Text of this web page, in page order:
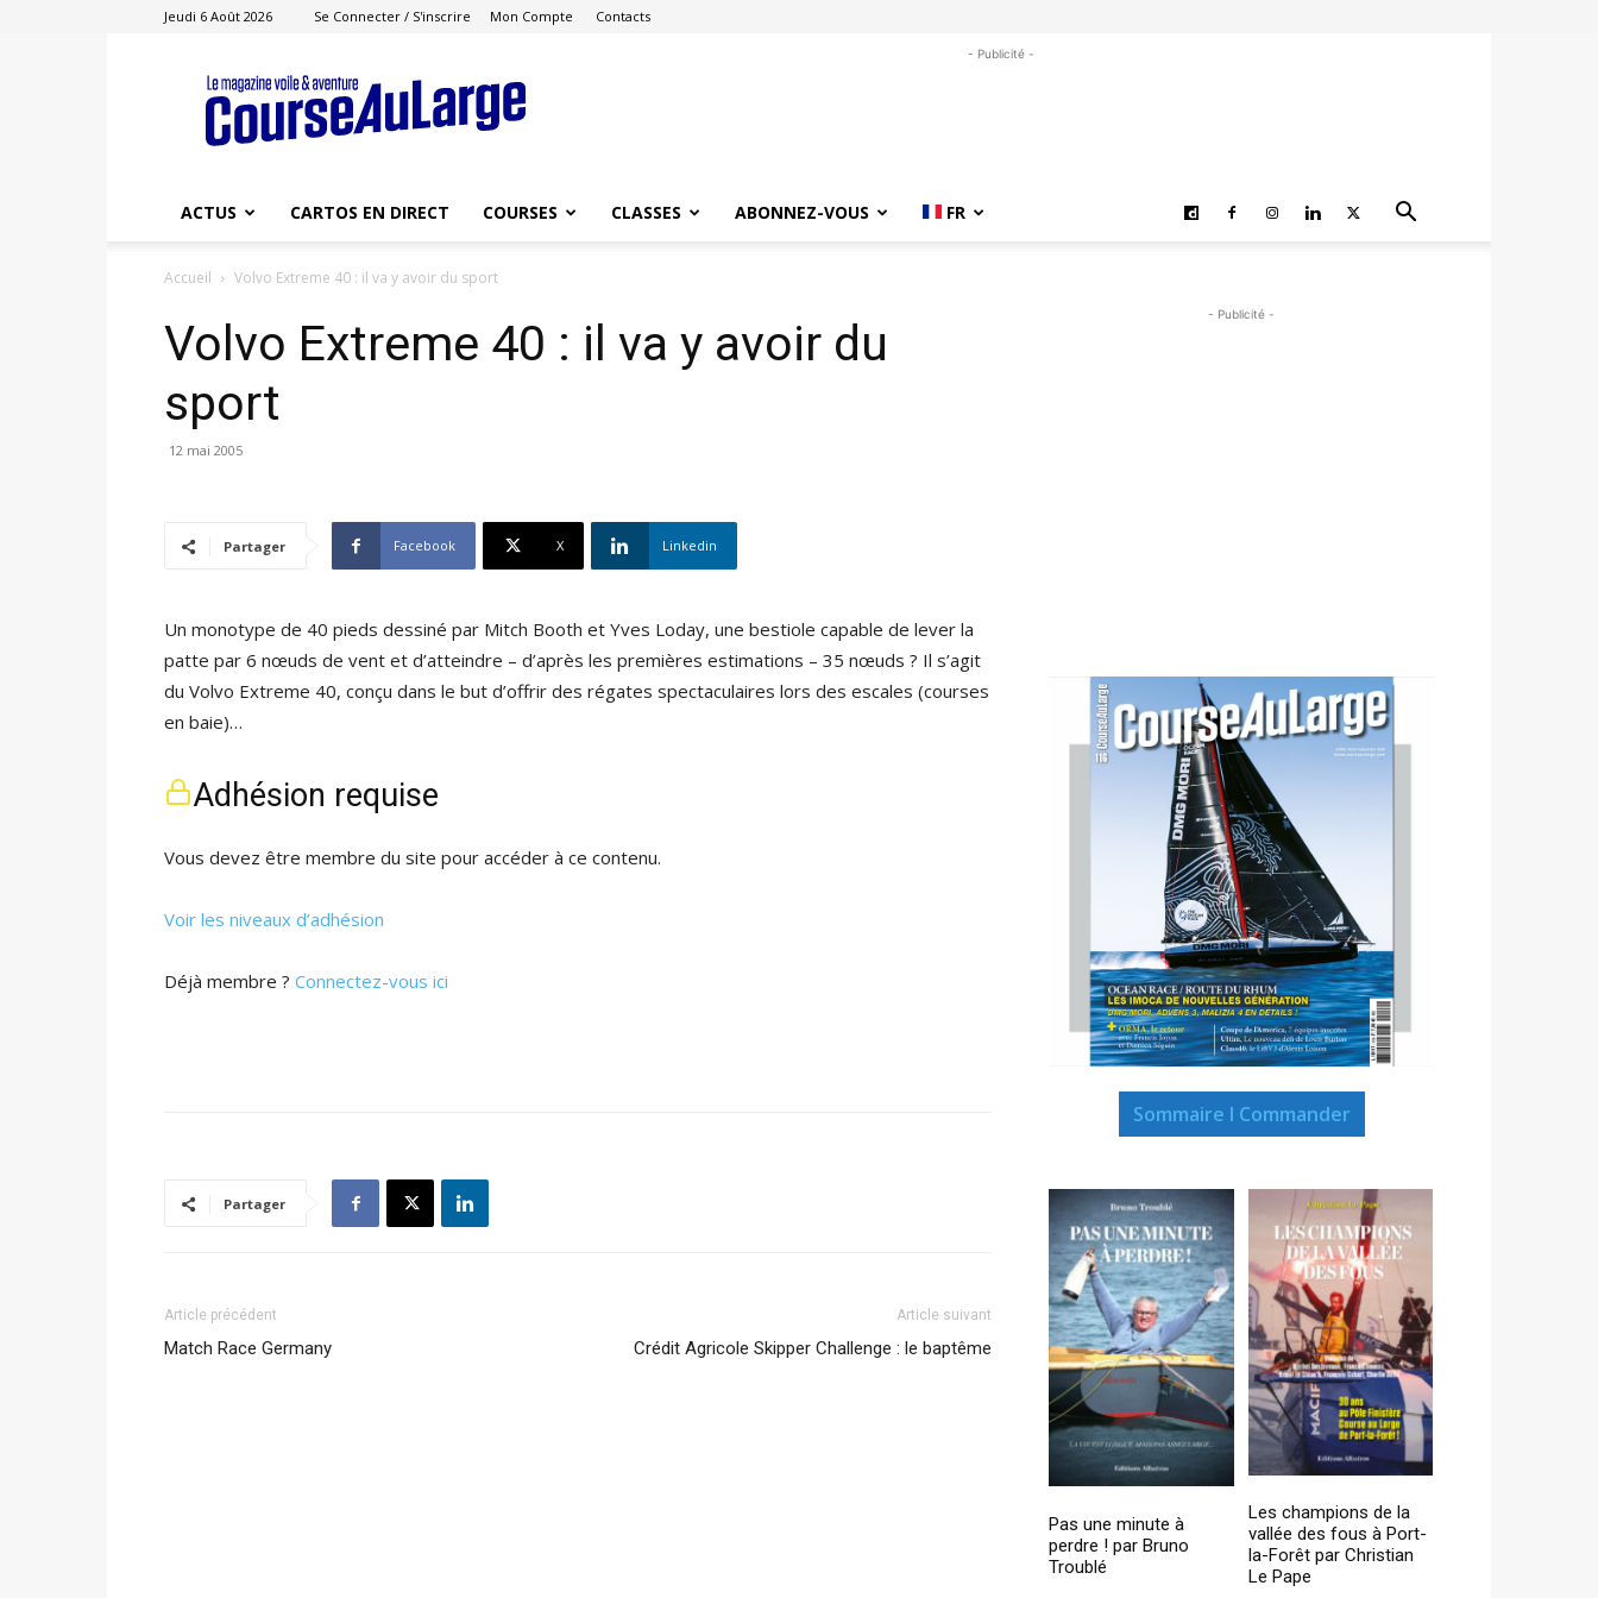
Jeudi 6 Août 2026 Se Connecter / S'inscrire Mon Compte Contacts
Course
au
Large
- Publicité -
ACTUS CARTOS EN DIRECT COURSES CLASSES ABONNEZ-VOUS FR
Accueil Volvo Extreme 40 : il va y avoir du sport
Volvo Extreme 40 : il va y avoir du
sport
12 mai 2005
Partager Facebook X Linkedin
Un monotype de 40 pieds dessiné par Mitch Booth et Yves Loday, une bestiole capable de lever la
patte par 6 nœuds de vent et d’atteindre – d’après les premières estimations – 35 nœuds ? Il s’agit
du Volvo Extreme 40, conçu dans le but d’offrir des régates spectaculaires lors des escales (courses
en baie)…
Adhésion requise
Vous devez être membre du site pour accéder à ce contenu.
Voir les niveaux d’adhésion
Déjà membre ? Connectez-vous ici
Partager
Article précédent
Match Race Germany
Article suivant
Crédit Agricole Skipper Challenge : le baptême
- Publicité -
Sommaire I Commander
Pas une minute à
perdre ! par Bruno
Troublé
Les champions de la
vallée des fous à Port-
la-Forêt par Christian
Le Pape